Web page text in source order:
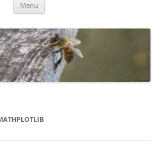
Menu